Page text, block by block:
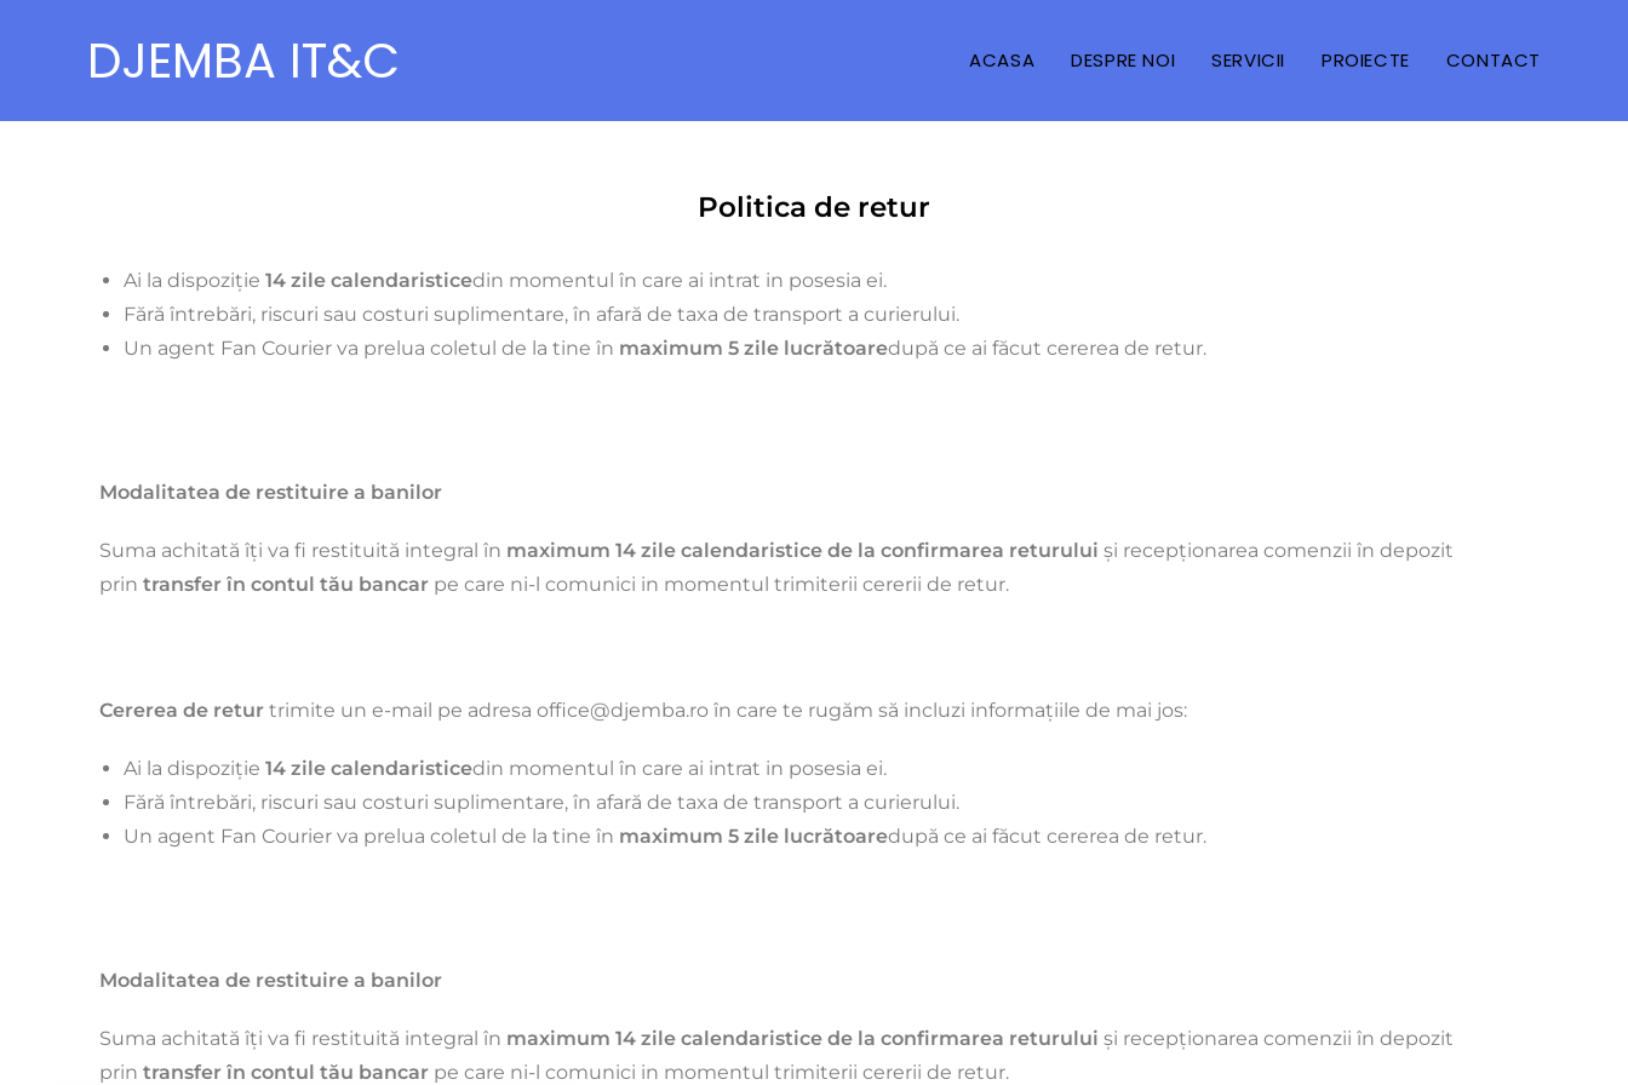
DJEMBA IT&C ACASA DESPRE NOI SERVICII PROIECTE CONTACT
Politica de retur
Ai la dispoziție 14 zile calendaristicedin momentul în care ai intrat in posesia ei.
Fără întrebări, riscuri sau costuri suplimentare, în afară de taxa de transport a curierului.
Un agent Fan Courier va prelua coletul de la tine în maximum 5 zile lucrătoaredupă ce ai făcut cererea de retur.
Modalitatea de restituire a banilor
Suma achitată îți va fi restituită integral în maximum 14 zile calendaristice de la confirmarea returului și recepționarea comenzii în depozit
prin transfer în contul tău bancar pe care ni-l comunici in momentul trimiterii cererii de retur.
Cererea de retur trimite un e-mail pe adresa office@djemba.ro în care te rugăm să incluzi informațiile de mai jos:
Ai la dispoziție 14 zile calendaristicedin momentul în care ai intrat in posesia ei.
Fără întrebări, riscuri sau costuri suplimentare, în afară de taxa de transport a curierului.
Un agent Fan Courier va prelua coletul de la tine în maximum 5 zile lucrătoaredupă ce ai făcut cererea de retur.
Modalitatea de restituire a banilor
Suma achitată îți va fi restituită integral în maximum 14 zile calendaristice de la confirmarea returului și recepționarea comenzii în depozit
prin transfer în contul tău bancar pe care ni-l comunici in momentul trimiterii cererii de retur.